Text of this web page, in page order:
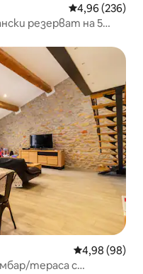
Средна
4,96 (236)
резерват на 5
Средна
4,98 (98)
тераса с